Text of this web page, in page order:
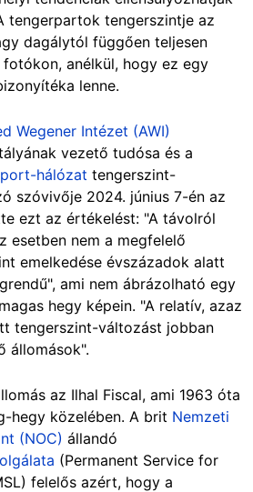
tengerpartok tengerszintje az
dagálytól függően teljesen
anélkül, hogy ez egy
lenne.
Wegener Intézet (AWI)
vezető tudósa és a
hálózat tengerszint-
szóvivője 2024. június 7-én az
ezt az értékelést: "A távolról
esetben nem a megfelelő
emelkedése évszázadok alatt
ami nem ábrázolható egy
hegy képein. "A relatív, azaz
tengerszint-változást jobban
állomások".
az Ilhal Fiscal, ami 1963 óta
hegy közelében. A brit Nemzeti
(NOC) állandó
(Permanent Service for
felelős azért, hogy a